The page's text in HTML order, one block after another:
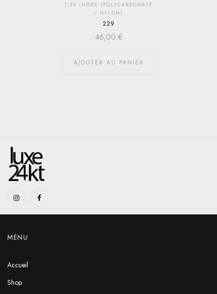
1.59 INDEX (POLYCARBONATE
/ NYLON)
229
46,00 €
AJOUTER AU PANIER
MENU
Accueil
Shop